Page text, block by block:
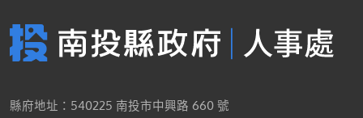
縣府地址：540225 南投市中興路 660 號